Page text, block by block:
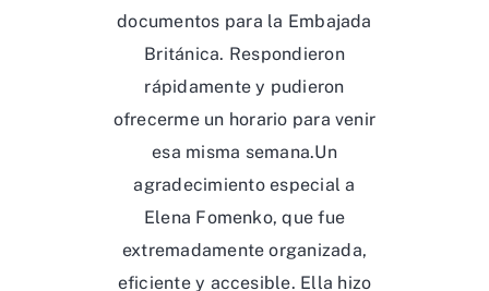
documentos para la Embajada
Británica. Respondieron
rápidamente y pudieron
ofrecerme un horario para venir
esa misma semana.Un
agradecimiento especial a
Elena Fomenko, que fue
extremadamente organizada,
eficiente y accesible. Ella hizo